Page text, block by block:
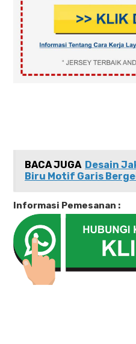
BACA JUGA Desain
Biru Motif Garis
Informasi Pemesanan :